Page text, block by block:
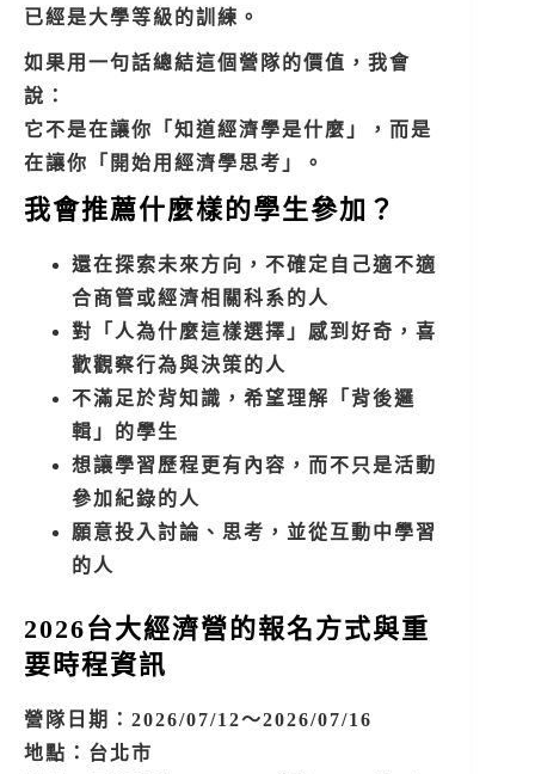
已經是大學等級的訓練。
如果用一句話總結這個營隊的價值，我會
說：
它不是在讓你「知道經濟學是什麼」，而是
在讓你「開始用經濟學思考」。
我會推薦什麼樣的學生參加？
還在探索未來方向，不確定自己適不適
合商管或經濟相關科系的人
對「人為什麼這樣選擇」感到好奇，喜
歡觀察行為與決策的人
不滿足於背知識，希望理解「背後邏
輯」的學生
想讓學習歷程更有內容，而不只是活動
參加紀錄的人
願意投入討論、思考，並從互動中學習
的人
2026台大經濟營的報名方式與重
要時程資訊
營隊日期：2026/07/12～2026/07/16
地點：台北市